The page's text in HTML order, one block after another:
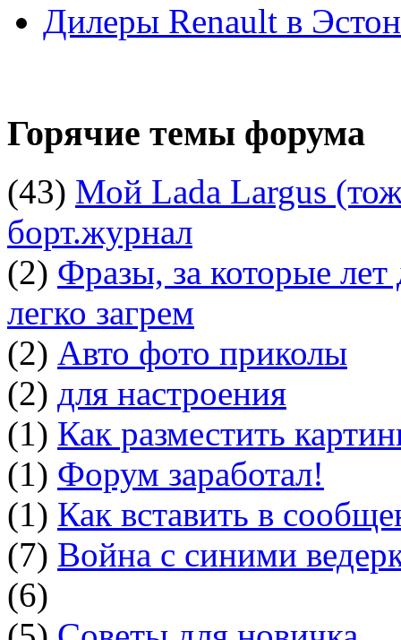
Дилеры Renault в
Горячие темы форума
(43) Мой Lada Largus
борт.журнал
(2) Фразы, за которые
легко загрем
(2) Авто фото приколы
(2) для настроения
(1) Как разместить
(1) Форум заработал!
(1) Как вставить в
(7) Война с синими
(6)